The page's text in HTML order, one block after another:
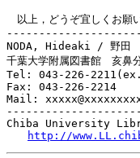
以上，どうぞ宜しくお願
NODA, Hideaki / 野田
千葉大学附属図書館　亥鼻
Tel: 043-226-
Fax: 043-226-2214
Mail:
Chiba University
http://